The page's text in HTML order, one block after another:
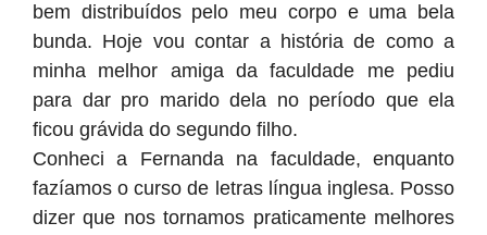
bem distribuídos pelo meu corpo e uma bela
bunda. Hoje vou contar a história de como a
minha melhor amiga da faculdade me pediu
para dar pro marido dela no período que ela
ficou grávida do segundo filho.
Conheci a Fernanda na faculdade, enquanto
fazíamos o curso de letras língua inglesa. Posso
dizer que nos tornamos praticamente melhores